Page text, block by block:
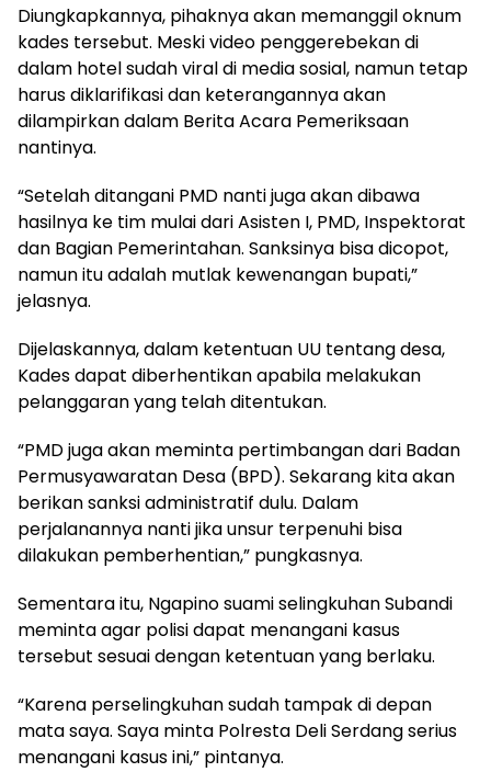
Diungkapkannya, pihaknya akan memanggil oknum
kades tersebut. Meski video penggerebekan di
dalam hotel sudah viral di media sosial, namun tetap
harus diklarifikasi dan keterangannya akan
dilampirkan dalam Berita Acara Pemeriksaan
nantinya.
“Setelah ditangani PMD nanti juga akan dibawa
hasilnya ke tim mulai dari Asisten I, PMD, Inspektorat
dan Bagian Pemerintahan. Sanksinya bisa dicopot,
namun itu adalah mutlak kewenangan bupati,”
jelasnya.
Dijelaskannya, dalam ketentuan UU tentang desa,
Kades dapat diberhentikan apabila melakukan
pelanggaran yang telah ditentukan.
“PMD juga akan meminta pertimbangan dari Badan
Permusyawaratan Desa (BPD). Sekarang kita akan
berikan sanksi administratif dulu. Dalam
perjalanannya nanti jika unsur terpenuhi bisa
dilakukan pemberhentian,” pungkasnya.
Sementara itu, Ngapino suami selingkuhan Subandi
meminta agar polisi dapat menangani kasus
tersebut sesuai dengan ketentuan yang berlaku.
“Karena perselingkuhan sudah tampak di depan
mata saya. Saya minta Polresta Deli Serdang serius
menangani kasus ini,” pintanya.